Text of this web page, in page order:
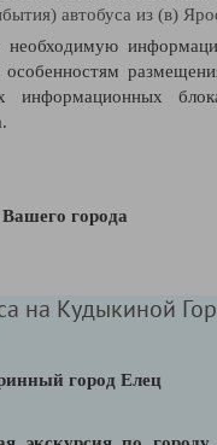
автобуса из (в)
информационных
города
на Кудыкиной
город Елец